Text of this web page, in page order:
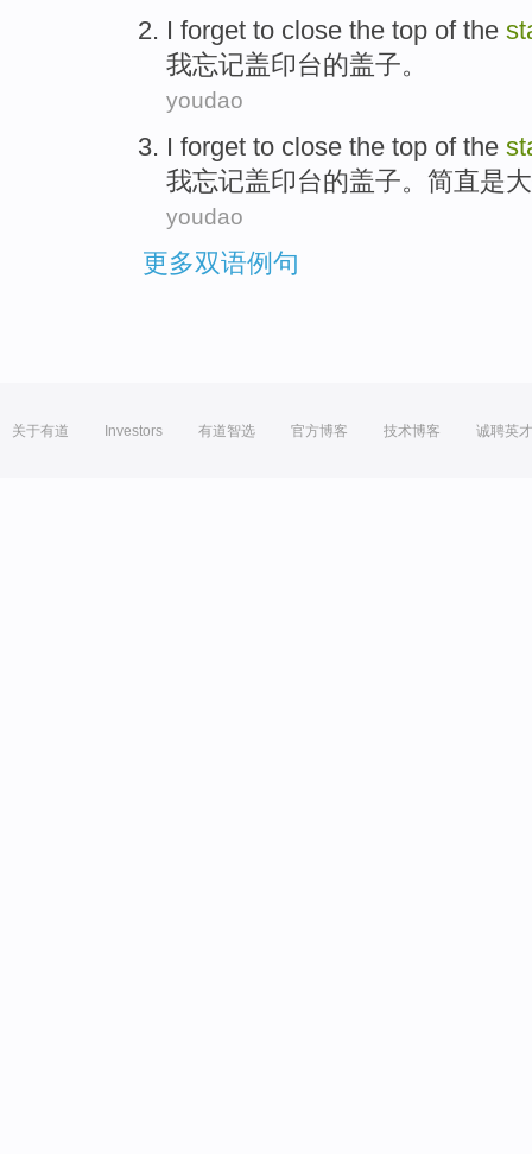
I forget to close the top ofthe
我忘记盖印台的盖子。
youdao
I forget to close the top ofthe
我忘记盖印台的盖子。简直是
youdao
更多双语例句
关于有道 Investors 有道智选 官方博客 技术博客 诚聘英才